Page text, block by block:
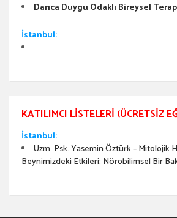
Darıca Duygu Odaklı Bireysel
İstanbul:
KATILIMCI LISTELERI (ÜCRETSIZ
İstanbul:
Uzm. Psk. Yasemin Öztürk – Mitolojik
Beynimizdeki Etkileri: Nörobilimsel Bir